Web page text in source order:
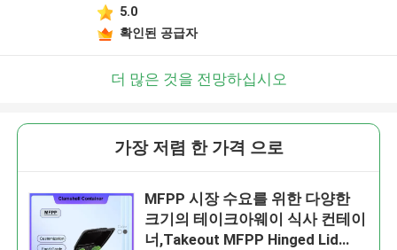
5.0
확인된 공급자
더 많은 것을 전망하십시오
가장 저렴 한 가격 으로
MFPP 시장 수요를 위한 다양한
크기의 테이크아웨이 식사 컨테이
너,Takeout MFPP Hinged Lid